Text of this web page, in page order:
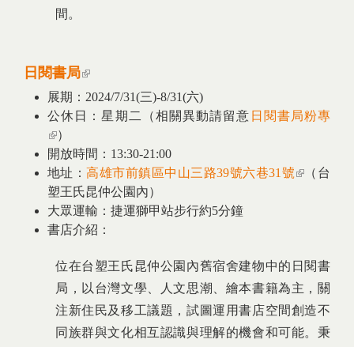
間。
日閱書局(link is external)
展期：2024/7/31(三)-8/31(六)
公休日：星期二（相關異動請留意 日閱書局粉專
(link is external)
）
開放時間：13:30-21:00
地址：高雄市前鎮區中山三路39號六巷31號(link is
（台
塑王氏昆仲公園內）
大眾運輸： 捷運獅甲站步行約5分鐘
書店介紹：
位在台塑王氏昆仲公園內舊宿舍建物中的日閱書
局，以台灣文學、人文思潮、繪本書籍為主，關
注新住民及移工議題，試圖運用書店空間創造不
同族群與文化相互認識與理解的機會和可能。秉